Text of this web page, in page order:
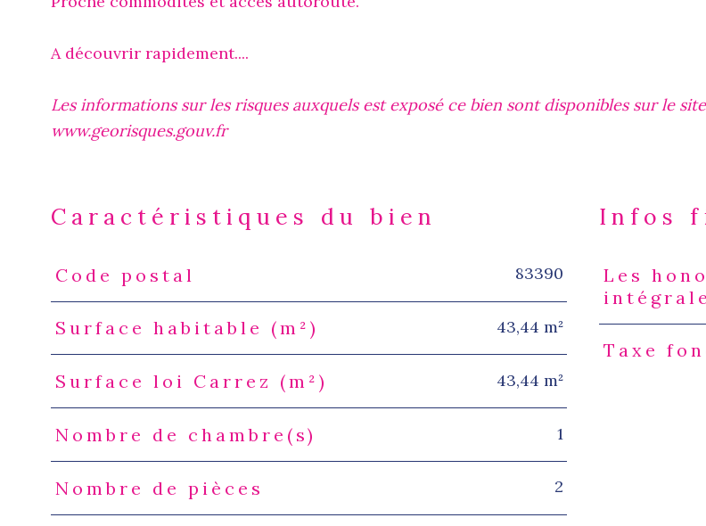
A découvrir rapidement....
Les informations sur les risques auxquels est exposé ce bien sont disponibles sur le
www.georisques.gouv.fr
Caractéristiques du bien
Caractéristiques
Code postal 83390
Surface habitable (m²) 43,44 m²
Surface loi Carrez (m²) 43,44 m²
Nombre de chambre(s) 1
Nombre de pièces 2
Infos
Les
Taxe